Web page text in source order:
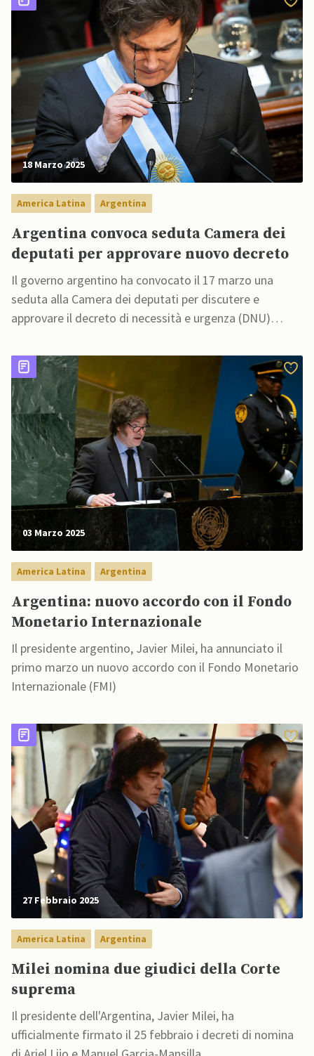
18 Marzo 2025
America Latina Argentina
Argentina convoca seduta Camera dei
deputati per approvare nuovo decreto
Il governo argentino ha convocato il 17 marzo una
seduta alla Camera dei deputati per discutere e
approvare il decreto di necessità e urgenza (DNU)
03 Marzo 2025
America Latina Argentina
Argentina: nuovo accordo con il Fondo
Monetario Internazionale
Il presidente argentino, Javier Milei, ha annunciato il
primo marzo un nuovo accordo con il Fondo Monetario
Internazionale (FMI)
27 Febbraio 2025
America Latina Argentina
Milei nomina due giudici della Corte
suprema
Il presidente dell'Argentina, Javier Milei, ha
ufficialmente firmato il 25 febbraio i decreti di nomina